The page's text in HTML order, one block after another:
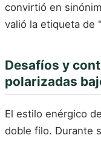
convirtió en
valió la etiqueta de
Desafíos y
polarizadas
El estilo enérgico
doble filo. Durante